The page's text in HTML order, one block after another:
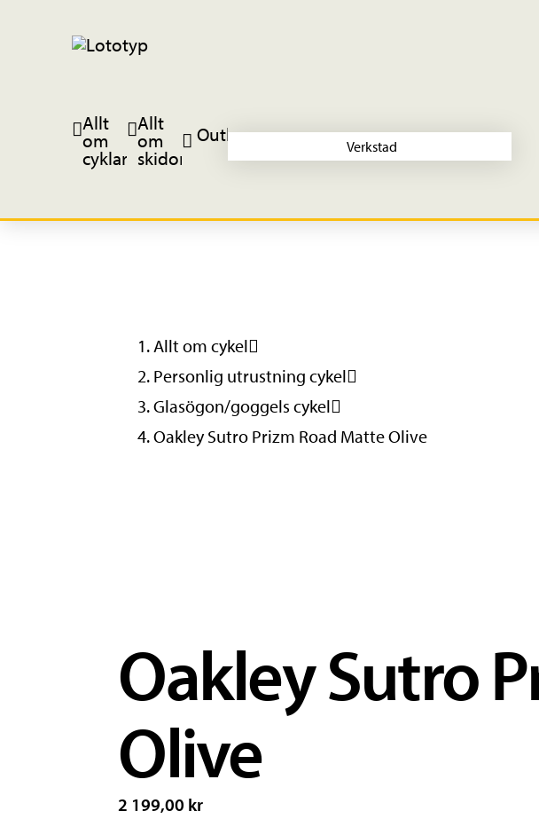
Allt
om
cyklar
Allt
om
skidor
Outlet
Verkstad
Allt om cykel
Personlig utrustning cykel
Glasögon/goggels cykel
Oakley Sutro Prizm Road Matte Olive
Oakley Sutro
Olive
2 199,00 kr